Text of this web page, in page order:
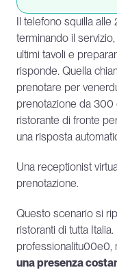
Il telefono squilla
terminando il
ultimi tavoli e
risponde. Quella
prenotare per
prenotazione da
ristorante di fronte
una risposta
Una receptionist
prenotazione.
Questo scenario si
ristoranti di tutta
professionalitu00e0,
una presenza